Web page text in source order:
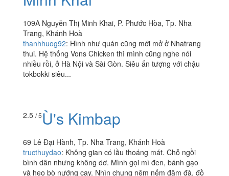
4.8 Vons Chicken - Gà Rán
& Tokbokki - Nguyễn Thị
Minh Khai
109A Nguyễn Thị Minh Khai, P. Phước Hòa, Tp. Nha
Trang, Khánh Hoà
nhiều rồi, ở Hà Nội và Sài Gòn. Siêu ấn tượng với chậu
tokbokki siêu...